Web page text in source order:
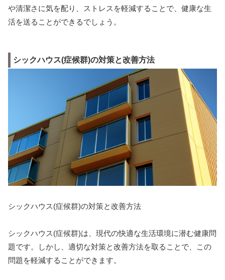
や清潔さに気を配り、ストレスを軽減することで、健康な生
活を送ることができるでしょう。
シックハウス(症候群)の対策と改善方法
シックハウス(症候群)の対策と改善方法
シックハウス(症候群)は、現代の快適な生活環境に潜む健康問
題です。しかし、適切な対策と改善方法を取ることで、この
問題を軽減することができます。